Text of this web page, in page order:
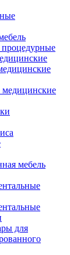
мебель
для